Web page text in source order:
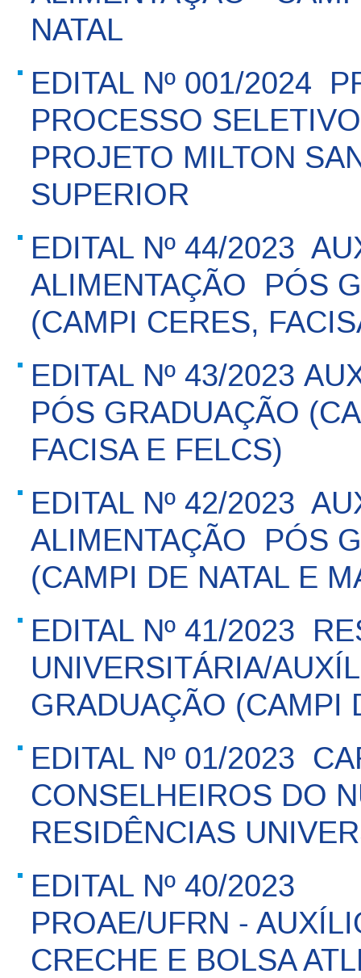
NATAL
EDITAL Nº 001/2024 
PROCESSO
PROJETO MILTON
SUPERIOR
EDITAL Nº 44/2023 
ALIMENTAÇÃO  PÓS
(CAMPI CERES,
EDITAL Nº 43/2023
PÓS GRADUAÇÃO
FACISA E FELCS)
EDITAL Nº 42/2023 
ALIMENTAÇÃO  PÓS
(CAMPI DE NATAL E
EDITAL Nº 41/2023 
UNIVERSITÁRIA/
GRADUAÇÃO (CAMPI
EDITAL Nº 01/2023 
CONSELHEIROS DO
RESIDÊNCIAS
EDITAL Nº 40/2023 
PROAE/UFRN -
CRECHE E BOLSA